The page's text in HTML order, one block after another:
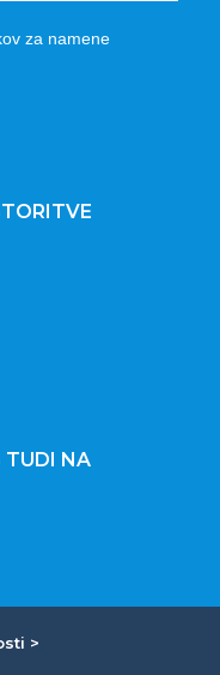
za namene
TUDI NA
>